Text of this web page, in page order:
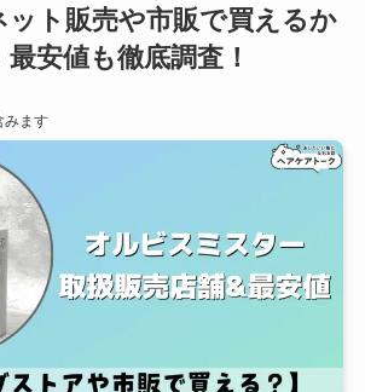
ット販売や市販で買えるか
安値も徹底調査！
みます